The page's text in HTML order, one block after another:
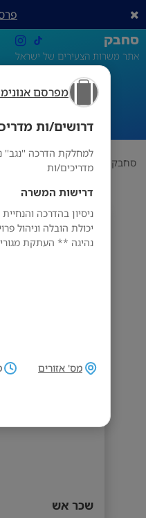
מפרסם
דרושים/ות
למחלקת הדרכה ''נגב''
מדריכים/ות
דרישות המשרה
ניסיון בהדרכה
יכולת הובלה וניהול
נהיגה ** העתקת
מס' אזורים
סחבק
אתר משרות הצעירים של ישראל
דרושים/
סחבק הכל מפרסם אנונימי
מפרסם
מס' אזורים
שכר אש